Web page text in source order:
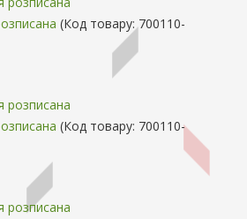
(Код товару:700110-
(Код товару: 700110-